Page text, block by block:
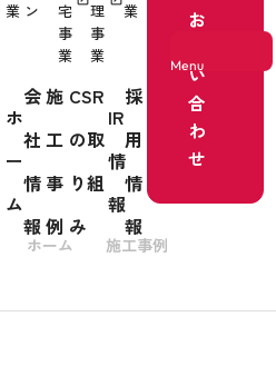
Menu
業 ン
宅
事
業
理
事
業
業
ホ
ー
ム
会
社
情
報
施
工
事
例
CSR
の取
り組
み
IR
情
報
採
用
情
報
お
い
合
わ
せ
ホーム 施工事例